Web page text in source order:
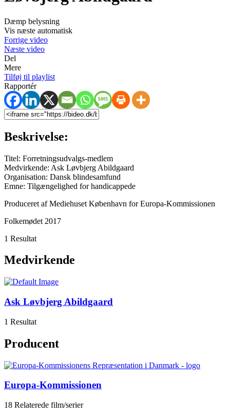
Dæmp belysning
Vis næste automatisk
Forrige video
Næste video
Del
Mere
Tilføj til playlist
Rapportér
Beskrivelse:
Titel: Forretningsudvalgs-medlem
Medvirkende: Ask Løvbjerg Abildgaard
Organisation: Dansk blindesamfund
Emne: Tilgængelighed for handicappede
Produceret af Mediehuset København for Europa-Kommissionen
Folkemødet 2017
1 Resultat
Medvirkende
Ask Løvbjerg Abildgaard
1 Resultat
Producent
Europa-Kommissionen
18 Relaterede film/serier